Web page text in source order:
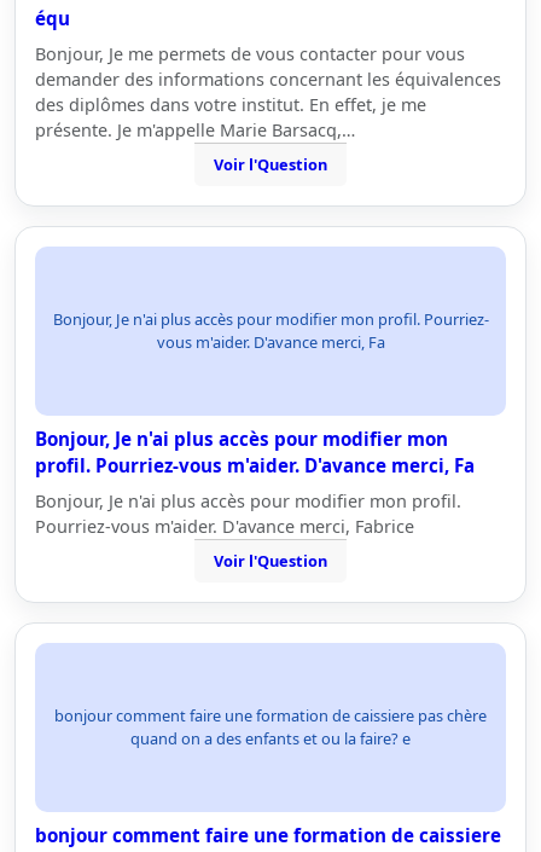
équ
Bonjour, Je me permets de vous contacter pour vous
demander des informations concernant les équivalences
des diplômes dans votre institut. En effet, je me
présente. Je m'appelle Marie Barsacq,…
Voir l'Question
Bonjour, Je n'ai plus accès pour modifier mon profil. Pourriez-
vous m'aider. D'avance merci, Fa
Bonjour, Je n'ai plus accès pour modifier mon
profil. Pourriez-vous m'aider. D'avance merci, Fa
Bonjour, Je n'ai plus accès pour modifier mon profil.
Pourriez-vous m'aider. D'avance merci, Fabrice
Voir l'Question
bonjour comment faire une formation de caissiere pas chère
quand on a des enfants et ou la faire? e
bonjour comment faire une formation de caissiere